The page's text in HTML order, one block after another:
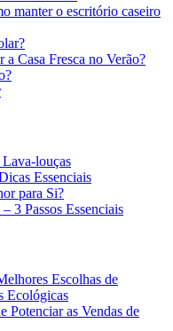
manter o escritório caseiro
Casa Fresca no Verão?
louças
Essenciais
para Si?
3 Passos Essenciais
Escolhas de
Ecológicas
Potenciar as Vendas de